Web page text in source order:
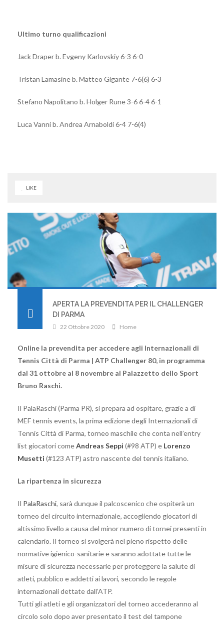
Ultimo turno qualificazioni
Jack Draper b. Evgeny Karlovskiy 6-3 6-0
Tristan Lamasine b. Matteo Gigante 7-6(6) 6-3
Stefano Napolitano b. Holger Rune 3-6 6-4 6-1
Luca Vanni b. Andrea Arnaboldi 6-4 7-6(4)
LIKE
APERTA LA PREVENDITA PER IL CHALLENGER
DI PARMA
22 Ottobre 2020 Home
Online la prevendita per accedere agli Internazionali di
Tennis Città di Parma | ATP Challenger 80, in programma
dal 31 ottobre al 8 novembre al Palazzetto dello Sport
Bruno Raschi.
Il PalaRaschi (Parma PR), si prepara ad ospitare, grazie a di
MEF tennis events, la prima edizione degli Internazionali di
Tennis Città di Parma, torneo maschile che conta nell’entry
list giocatori comeAndreas Seppi (#98 ATP) e Lorenzo
Musetti (#123 ATP) astro nascente del tennis italiano.
La ripartenza in sicurezza
Il PalaRaschi, sarà dunque il palcoscenico che ospiterà un
torneo del circuito internazionale, accogliendo giocatori di
altissimo livello a causa del minor numero di tornei presenti in
calendario. Il torneo si svolgerà nel pieno rispetto delle
normative igienico-sanitarie e saranno adottate tutte le
misure di sicurezza necessarie per proteggere la salute di
atleti, pubblico e addetti ai lavori, secondo le regole
internazionali dettate dall’ATP.
Tutti gli atleti e gli organizzatori del torneo accederanno al
circolo solo dopo aver presentato il test del tampone